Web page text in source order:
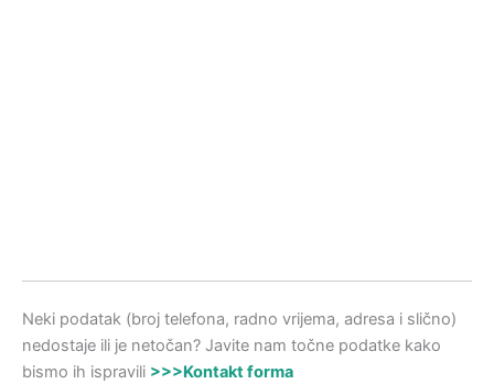
Neki podatak (broj telefona, radno vrijema, adresa i slično)
nedostaje ili je netočan? Javite nam točne podatke kako
bismo ih ispravili >>>Kontakt forma